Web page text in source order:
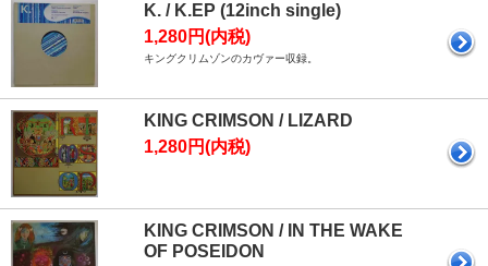
K. / K.EP (12inch single)
1,280円(内税)
キングクリムゾンのカヴァー収録。
KING CRIMSON / LIZARD
1,280円(内税)
KING CRIMSON / IN THE WAKE
OF POSEIDON